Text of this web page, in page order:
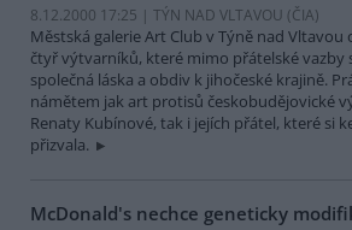
8.12.2000 17:25 | TÝN NAD VLTAVOU (ČIA)
Městská galerie Art Club v Týně nad
čtyř výtvarníků, které mimo přátelské vazby
společná láska a obdiv k jihočeské krajině.
námětem jak art protisů českobudějovické
Renaty Kubínové, tak i jejích přátel, které si
přizvala.
McDonald's nechce geneticky